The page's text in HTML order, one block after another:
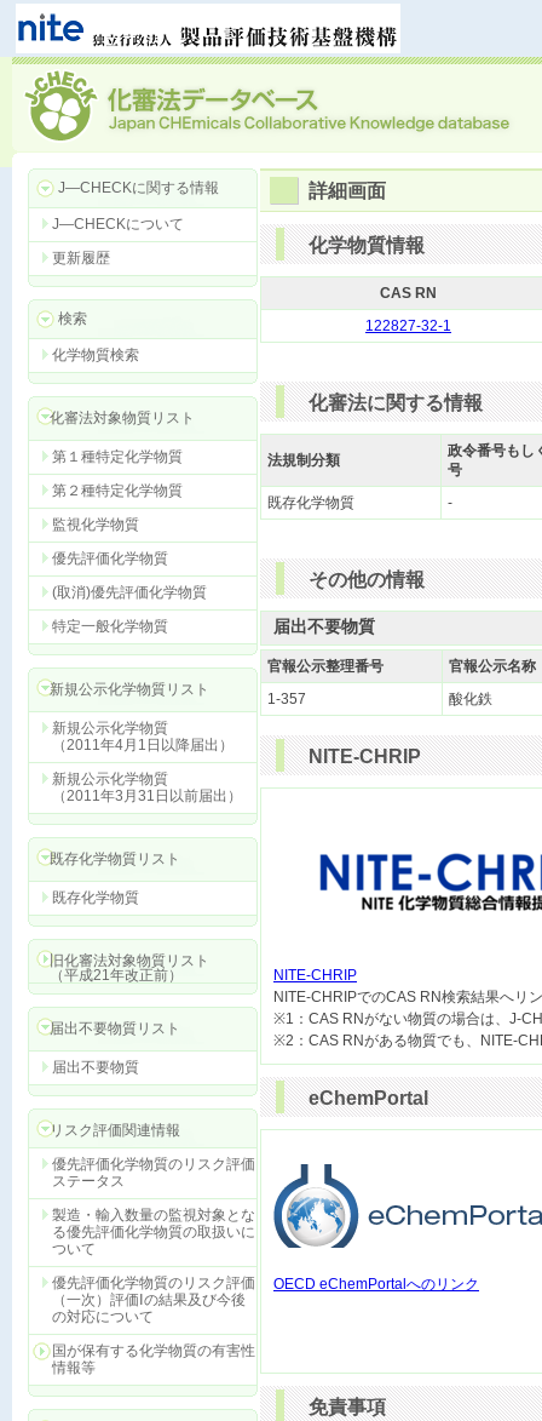
J―CHECKに関する情報
J―CHECKについて
更新履歴
検索
化学物質検索
化審法対象物質リスト
第１種特定化学物質
第２種特定化学物質
監視化学物質
優先評価化学物質
(取消)優先評価化学物質
特定一般化学物質
新規公示化学物質リスト
新規公示化学物質
（2011年4月1日以降届出）
新規公示化学物質
（2011年3月31日以前届出）
既存化学物質リスト
既存化学物質
旧化審法対象物質リスト
（平成21年改正前）
届出不要物質リスト
届出不要物質
リスク評価関連情報
優先評価化学物質のリスク評価
ステータス
製造・輸入数量の監視対象とな
る優先評価化学物質の取扱いに
ついて
優先評価化学物質のリスク評価
（一次）評価Ⅰの結果及び今後
の対応について
国が保有する化学物質の有害性
情報等
詳細画面
化学物質情報
CAS RN
122827-32-1
化審法に関する情報
法規制分類
政令番号もし
号
既存化学物質
-
その他の情報
届出不要物質
官報公示整理番号
官報公示名称
1-357
酸化鉄
NITE-CHRIP
NITE-CHRIP
NITE-CHRIPでのCAS RN検索結果へリ
※1：CAS RNがない物質の場合は、J-
eChemPortal
OECD eChemPortalへのリンク
免責事項